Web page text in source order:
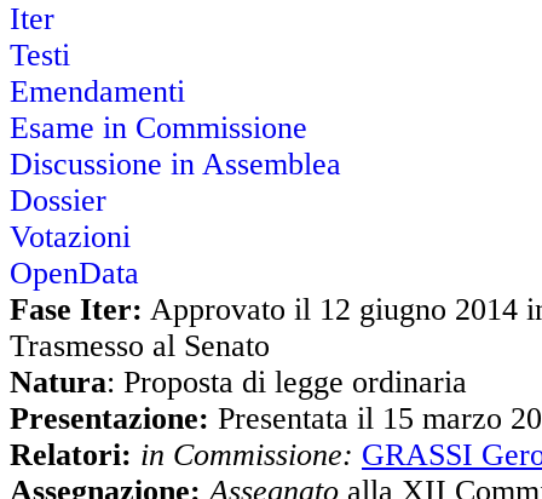
Iter
Testi
Emendamenti
Esame in Commissione
Discussione in Assemblea
Dossier
Votazioni
OpenData
Fase Iter: Approvato il 12 giugno 2014
Trasmesso al Senato
Natura: Proposta di legge ordinaria
Presentazione: Presentata il 15 marzo
Relatori: in Commissione: GRASSI
Assegnazione: Assegnato alla XII